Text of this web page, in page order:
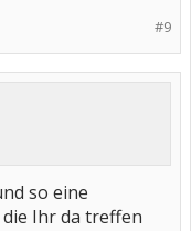
#9
so eine
Ihr da treffen